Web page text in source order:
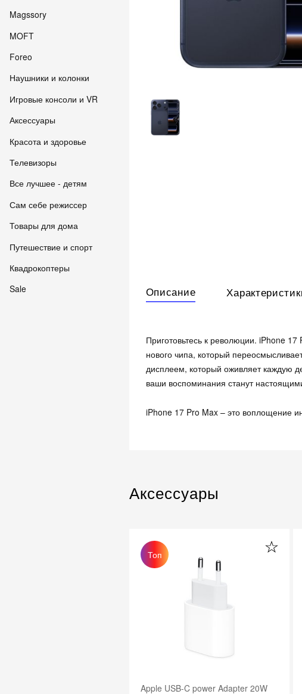
Magssory
MOFT
Foreo
Наушники и колонки
Игровые консоли и VR
Аксессуары
Красота и здоровье
Телевизоры
Все лучшее - детям
Сам себе режиссер
Товары для дома
Путешествие и спорт
Квадрокоптеры
Sale
Описание
Приготовьтесь к революции. iPhone
нового чипа, который
дисплеем, который оживляет каждую
ваши воспоминания станут
iPhone 17 Pro Max – это воплощение
Аксессуары
Apple USB-C Charge Cable 60W